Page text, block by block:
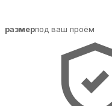
размерпод ваш проём